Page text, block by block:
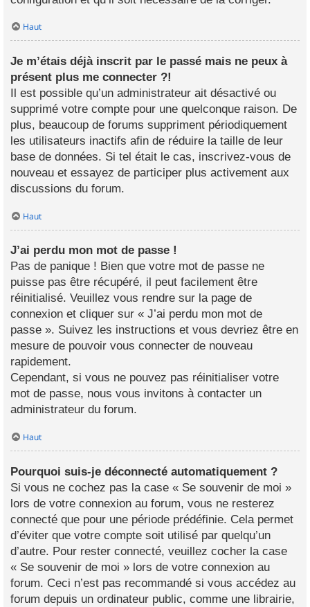
Haut
Je m’étais déjà inscrit par le passé mais ne peux à
présent plus me connecter ?!
Il est possible qu’un administrateur ait désactivé ou
supprimé votre compte pour une quelconque raison. De
plus, beaucoup de forums suppriment périodiquement
les utilisateurs inactifs afin de réduire la taille de leur
base de données. Si tel était le cas, inscrivez-vous de
nouveau et essayez de participer plus activement aux
discussions du forum.
Haut
J’ai perdu mon mot de passe !
Pas de panique ! Bien que votre mot de passe ne
puisse pas être récupéré, il peut facilement être
réinitialisé. Veuillez vous rendre sur la page de
connexion et cliquer sur « J’ai perdu mon mot de
passe ». Suivez les instructions et vous devriez être en
mesure de pouvoir vous connecter de nouveau
rapidement.
Cependant, si vous ne pouvez pas réinitialiser votre
mot de passe, nous vous invitons à contacter un
administrateur du forum.
Haut
Pourquoi suis-je déconnecté automatiquement ?
Si vous ne cochez pas la case « Se souvenir de moi »
lors de votre connexion au forum, vous ne resterez
connecté que pour une période prédéfinie. Cela permet
d’éviter que votre compte soit utilisé par quelqu’un
d’autre. Pour rester connecté, veuillez cocher la case
« Se souvenir de moi » lors de votre connexion au
forum. Ceci n’est pas recommandé si vous accédez au
forum depuis un ordinateur public, comme une librairie,